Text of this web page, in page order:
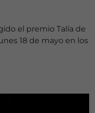
el premio Talía de
18 de mayo en los